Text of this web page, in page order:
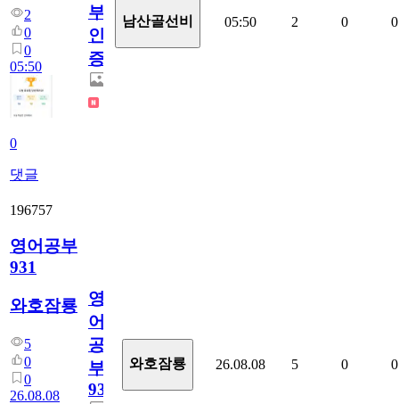
2
0
0
05:50
0
댓글
부
인
증
남산골선비 05:50 2 0 0
196757
영어공부
931
와호잠룡
5
0
0
26.08.08
영
어
공
부
931
와호잠룡 26.08.08 5 0 0